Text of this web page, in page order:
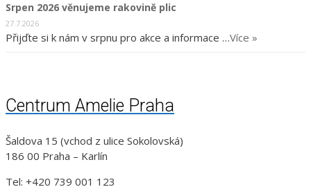
Srpen 2026 věnujeme rakovině plic
27.7.2026
Přijďte si k nám v srpnu pro akce a informace …Více »
Centrum Amelie Praha
Šaldova 15 (vchod z ulice Sokolovská)
186 00 Praha – Karlín
Tel: +420 739 001 123